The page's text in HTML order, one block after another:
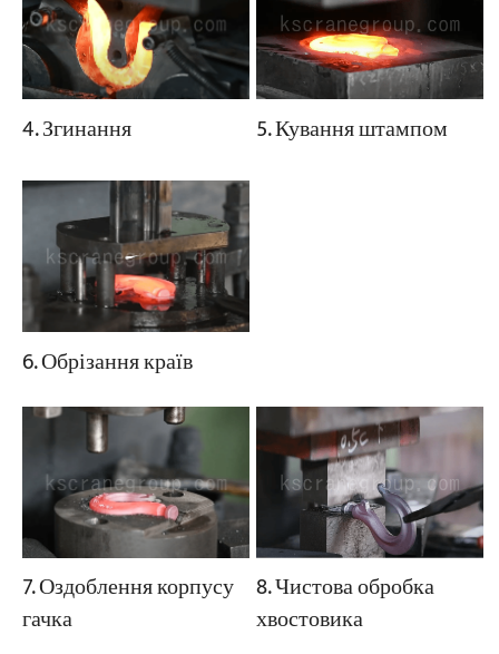
4. Згинання 5. Кування штампом
6. Обрізання країв
7. Оздоблення корпусу
гачка
8. Чистова обробка
хвостовика